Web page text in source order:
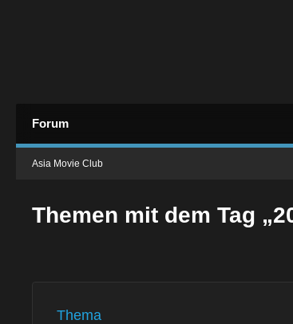
Forum
Asia Movie Club
Themen mit dem Tag
Thema